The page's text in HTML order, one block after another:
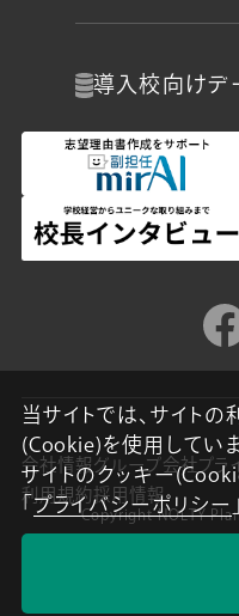
導入校向けデ
会社情報 グループ会社プラ
利用規約 採用情報
Copyright NOLTY
当サイトでは、サイト
(Cookie)を使用していま
サイトのクッキー
「プライバシーポリシー